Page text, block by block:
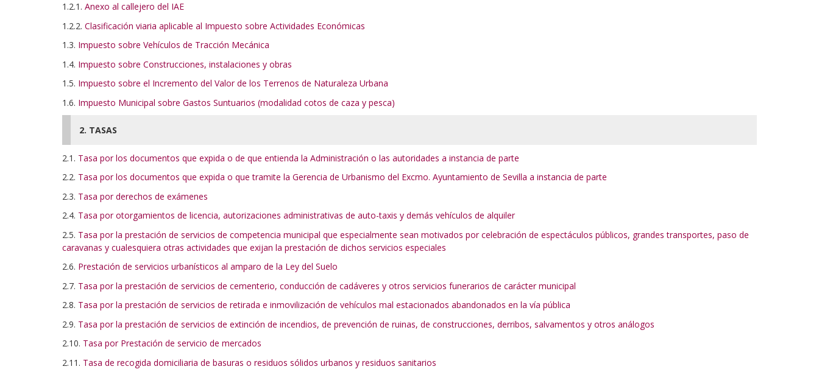
1.2.1. Anexo al callejero del IAE
1.2.2. Clasificación viaria aplicable al Impuesto sobre Actividades Económicas
1.3. Impuesto sobre Vehículos de Tracción Mecánica
1.4. Impuesto sobre Construcciones, instalaciones y obras
1.5. Impuesto sobre el Incremento del Valor de los Terrenos de Naturaleza Urbana
1.6. Impuesto Municipal sobre Gastos Suntuarios (modalidad cotos de caza y pesca)
2. TASAS
2.1. Tasa por los documentos que expida o de que entienda la Administración o las autoridades a instancia de parte
2.2. Tasa por los documentos que expida o que tramite la Gerencia de Urbanismo del Excmo. Ayuntamiento de Sevilla a instancia de parte
2.3. Tasa por derechos de exámenes
2.4. Tasa por otorgamientos de licencia, autorizaciones administrativas de auto-taxis y demás vehículos de alquiler
2.5. Tasa por la prestación de servicios de competencia municipal que especialmente sean motivados por celebración de espectáculos públicos, grandes transportes, paso de
caravanas y cualesquiera otras actividades que exijan la prestación de dichos servicios especiales
2.6. Prestación de servicios urbanísticos al amparo de la Ley del Suelo
2.7. Tasa por la prestación de servicios de cementerio, conducción de cadáveres y otros servicios funerarios de carácter municipal
2.8. Tasa por la prestación de servicios de retirada e inmovilización de vehículos mal estacionados abandonados en la vía pública
2.9. Tasa por la prestación de servicios de extinción de incendios, de prevención de ruinas, de construcciones, derribos, salvamentos y otros análogos
2.10. Tasa por Prestación de servicio de mercados
2.11. Tasa de recogida domiciliaria de basuras o residuos sólidos urbanos y residuos sanitarios